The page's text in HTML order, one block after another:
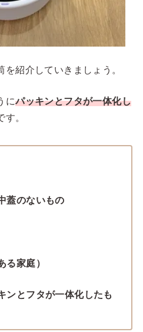
紹介していきましょう。
にパッキンとフタが一体化し
す。
蓋のないもの
る家庭）
ンとフタが一体化したも